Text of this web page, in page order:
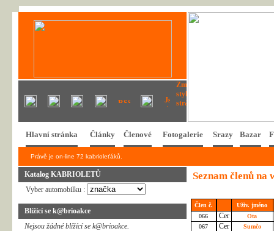
Hlavní stránka Články Členové Fotogalerie Srazy Bazar
Právě je on-line 72 kabrioleťáků.
Katalog KABRIOLETŮ
Vyber automobilku :
Blížící se k@brioakce
Nejsou žádné blížící se k@brioakce.
Seznam členů
Člen č.
Uživ. jméno
066
Ota
067
Sumčo